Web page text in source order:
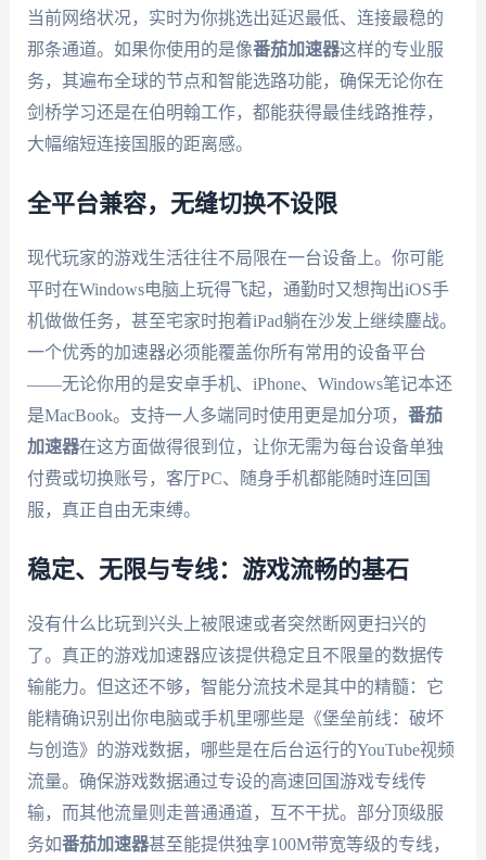
当前网络状况，实时为你挑选出延迟最低、连接最稳的
那条通道。如果你使用的是像番茄加速器这样的专业服
务，其遍布全球的节点和智能选路功能，确保无论你在
剑桥学习还是在伯明翰工作，都能获得最佳线路推荐，
大幅缩短连接国服的距离感。
全平台兼容，无缝切换不设限
现代玩家的游戏生活往往不局限在一台设备上。你可能
平时在Windows电脑上玩得飞起，通勤时又想掏出iOS手
机做做任务，甚至宅家时抱着iPad躺在沙发上继续鏖战。
一个优秀的加速器必须能覆盖你所有常用的设备平台
——无论你用的是安卓手机、iPhone、Windows笔记本还
是MacBook。支持一人多端同时使用更是加分项， 番茄
加速器在这方面做得很到位，让你无需为每台设备单独
付费或切换账号，客厅PC、随身手机都能随时连回国
服，真正自由无束缚。
稳定、无限与专线：游戏流畅的基石
没有什么比玩到兴头上被限速或者突然断网更扫兴的
了。真正的游戏加速器应该提供稳定且不限量的数据传
输能力。但这还不够，智能分流技术是其中的精髓：它
能精确识别出你电脑或手机里哪些是《堡垒前线：破坏
与创造》的游戏数据，哪些是在后台运行的YouTube视频
流量。确保游戏数据通过专设的高速回国游戏专线传
输，而其他流量则走普通通道，互不干扰。部分顶级服
务如番茄加速器甚至能提供独享100M带宽等级的专线，